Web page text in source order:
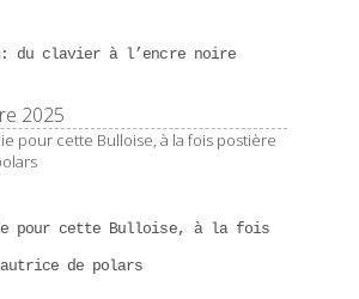
du clavier à l’encre noire
2025
pour cette Bulloise, à la fois
de polars